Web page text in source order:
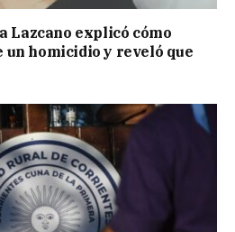
Lazcano explicó cómo
un homicidio y reveló que